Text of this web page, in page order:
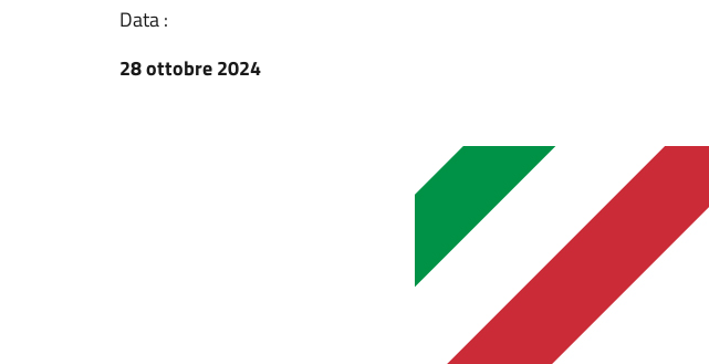
Data :
28 ottobre 2024